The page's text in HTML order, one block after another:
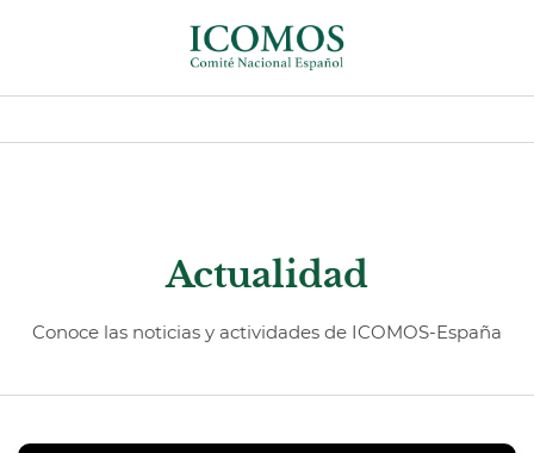
Actualidad
Conoce las noticias y actividades de ICOMOS-España